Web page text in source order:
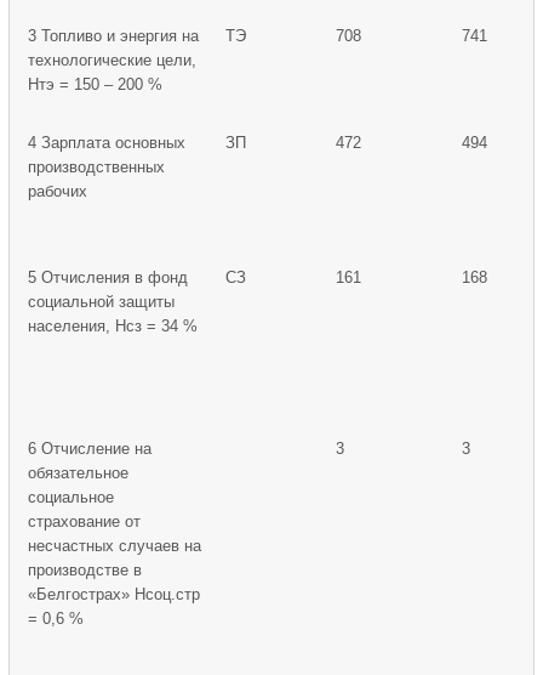
3 Топливо и энергия на
технологические цели,
Нтэ = 150 – 200 %
ТЭ 708 741
4 Зарплата основных
производственных
рабочих
ЗП 472 494
5 Отчисления в фонд
социальной защиты
населения, Нсз = 34 %
СЗ 161 168
6 Отчисление на
обязательное
социальное
страхование от
несчастных случаев на
производстве в
«Белгострах» Нсоц.стр
= 0,6 %
3 3